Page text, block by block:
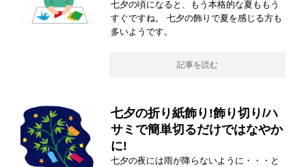
七夕の頃になると、もう本格的な夏ももう
すぐですね。 七夕の飾りで夏を感じる方も
多いようです。
記事を読む
七夕の折り紙飾り!飾り切り/ハ
サミで簡単切るだけではなやか
に!
七夕の夜には雨が降らないように・・・と